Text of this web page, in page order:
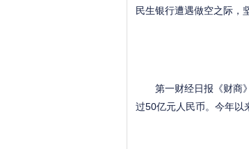
民生银行遭遇做空之际，
第一财经日报《财商》
过50亿元人民币。今年以